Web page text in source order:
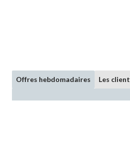
Offres hebdomadaires Les